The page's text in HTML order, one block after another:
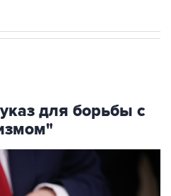
для борьбы с